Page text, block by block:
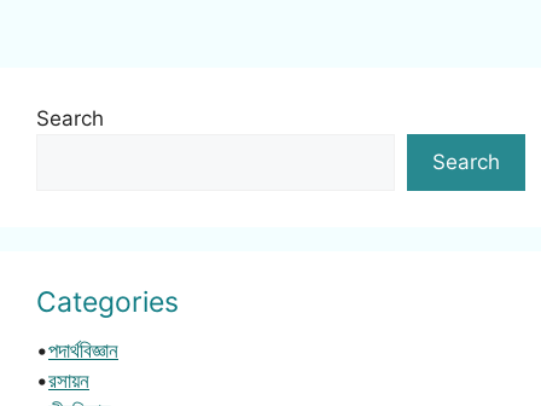
Search
Search
Categories
•পদার্থবিজ্ঞান
•রসায়ন